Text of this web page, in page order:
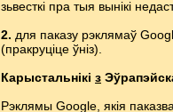
зьвесткі пра тыя вынікі
2. для паказу рэклямаў
(пракруціце ўніз).
Карыстальнікі з
Рэклямы Google, якія